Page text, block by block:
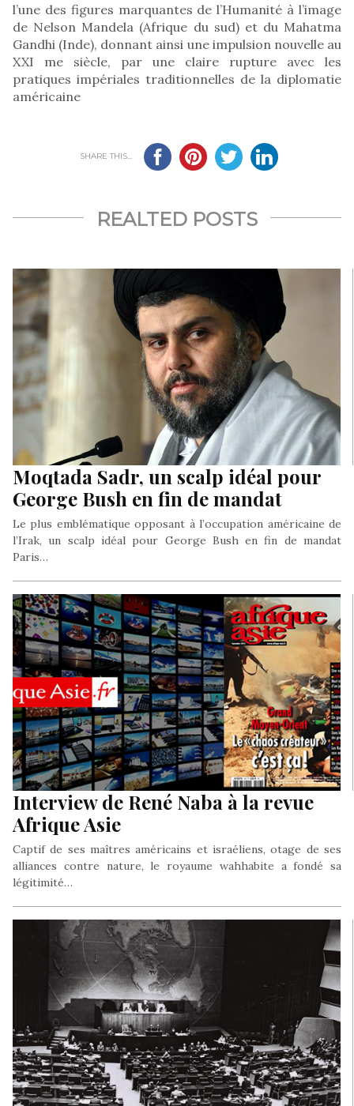
l’une des figures marquantes de l’Humanité à l’image
de Nelson Mandela (Afrique du sud) et du Mahatma
Gandhi (Inde), donnant ainsi une impulsion nouvelle au
XXI me siècle, par une claire rupture avec les
pratiques impériales traditionnelles de la diplomatie
américaine
SHARE THIS...
REALTED POSTS
Moqtada Sadr, un scalp idéal pour
George Bush en fin de mandat
Le plus emblématique opposant à l’occupation américaine de
l’Irak, un scalp idéal pour George Bush en fin de mandat
Paris…
Interview de René Naba à la revue
Afrique Asie
Captif de ses maîtres américains et israéliens, otage de ses
alliances contre nature, le royaume wahhabite a fondé sa
légitimité…